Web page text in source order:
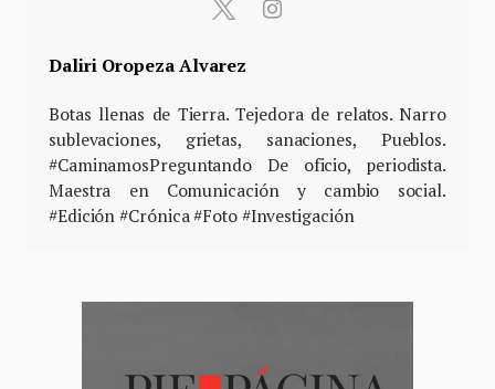
Daliri Oropeza Alvarez
Botas llenas de Tierra. Tejedora de relatos. Narro
sublevaciones, grietas, sanaciones, Pueblos.
#CaminamosPreguntando De oficio, periodista.
Maestra en Comunicación y cambio social.
#Edición #Crónica #Foto #Investigación